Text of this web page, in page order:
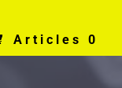
Articles 0